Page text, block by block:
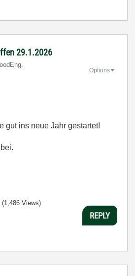
29.1.2026
Options
gut ins neue Jahr gestartet!
(1,486 Views)
REPLY